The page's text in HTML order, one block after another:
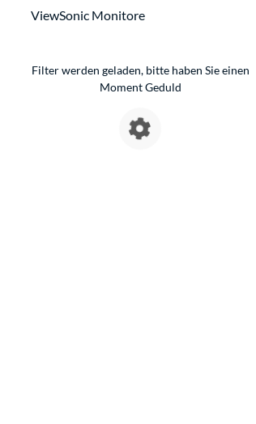
ViewSonic Monitore
Filter werden geladen, bitte haben Sie einen
Moment Geduld